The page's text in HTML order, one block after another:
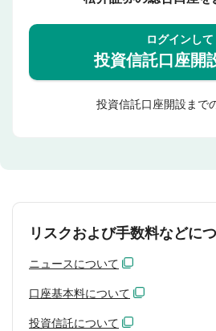
ログインして
投資信託口座開
投資信託口座開設まで
リスクおよび手数料などに
ニュースについて
口座基本料について
投資信託について